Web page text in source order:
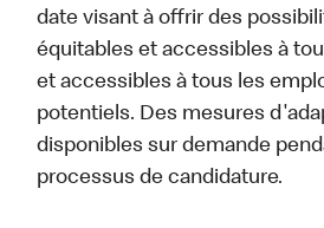
date visant à offrir des
équitables et accessibles à
et accessibles à tous les
potentiels. Des mesures
disponibles sur demande
processus de candidature.